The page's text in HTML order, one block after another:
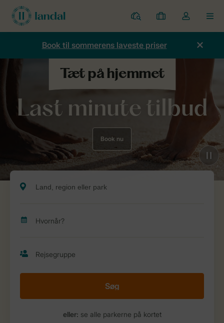
Parker
Mine
bookinger
Toggle
the
Book til sommerens laveste priser
Last minute tilbud
Book nu
Søg
eller: se alle parkerne på kortet